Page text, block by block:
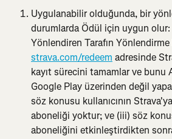
Uygulanabilir olduğunda, bir
durumlarda Ödül için uygun olur:
Yönlendiren Tarafın
strava.com/redeem adresinde
kayıt sürecini tamamlar ve bunu
Google Play üzerinden değil
söz konusu kullanıcının
aboneliği yoktur; ve (iii) söz
aboneliğini etkinleştirdikten